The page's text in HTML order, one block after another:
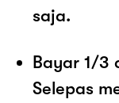
saja.
Bayar 1/3
Selepas